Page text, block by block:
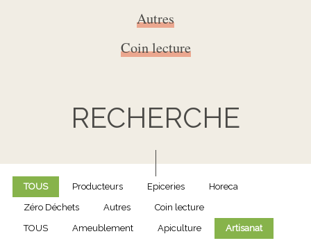
Autres
Coin lecture
RECHERCHE
TOUS Producteurs Epiceries
Horeca
Zéro Déchets
Autres
Coin lecture
TOUS
Ameublement Apiculture
Artisanat